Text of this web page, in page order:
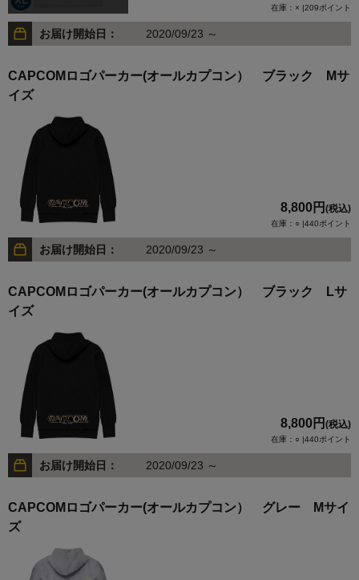
在庫：× |209ポイント
お届け開始日： 2020/09/23 ～
CAPCOMロゴパーカー(オールカプコン） ブラック Mサ
イズ
8,800円 (税込)
在庫：○ |440ポイント
お届け開始日： 2020/09/23 ～
CAPCOMロゴパーカー(オールカプコン） ブラック Lサ
イズ
8,800円 (税込)
在庫：○ |440ポイント
お届け開始日： 2020/09/23 ～
CAPCOMロゴパーカー(オールカプコン） グレー Mサイ
ズ